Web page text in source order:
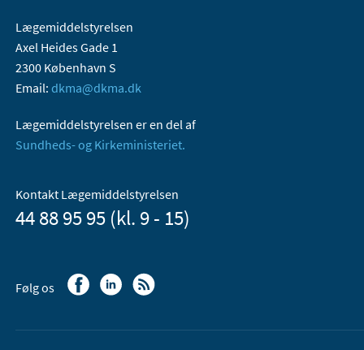
Lægemiddelstyrelsen
Axel Heides Gade 1
2300 København S
Email: dkma@dkma.dk
Lægemiddelstyrelsen er en del af
Sundheds- og Kirkeministeriet.
Kontakt Lægemiddelstyrelsen
44 88 95 95 (kl. 9 - 15)
Følg os